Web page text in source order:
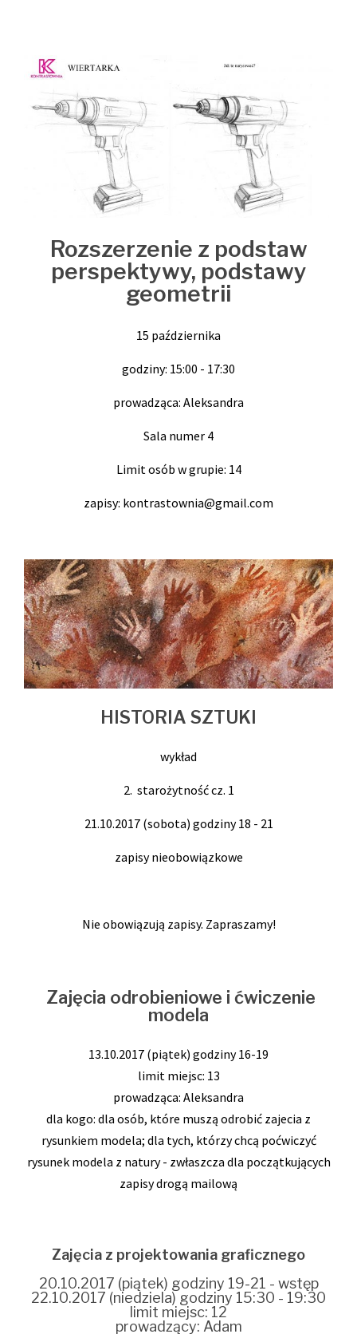
Rozszerzenie z podstaw
perspektywy, podstawy
geometrii
15 października
godziny: 15:00 - 17:30
prowadząca: Aleksandra
Sala numer 4
Limit osób w grupie: 14
zapisy: kontrastownia@gmail.com
HISTORIA SZTUKI
wykład
2. starożytność cz. 1
21.10.2017 (sobota) godziny 18 - 21
zapisy nieobowiązkowe
Nie obowiązują zapisy. Zapraszamy!
Zajęcia odrobieniowe i ćwiczenie
modela
13.10.2017 (piątek) godziny 16-19
limit miejsc: 13
prowadząca: Aleksandra
dla kogo: dla osób, które muszą odrobić zajecia z
rysunkiem modela; dla tych, którzy chcą poćwiczyć
rysunek modela z natury - zwłaszcza dla początkujących
zapisy drogą mailową
Zajęcia z projektowania graficznego
20.10.2017 (piątek) godziny 19-21 - wstęp
22.10.2017 (niedziela) godziny 15:30 - 19:30
limit miejsc: 12
prowadzący: Adam